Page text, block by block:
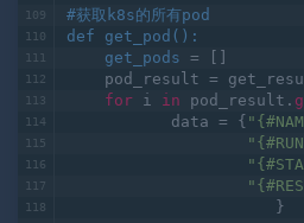
    send_data(get_healths,
#获取k8s的所有pod
get_pod ( ):
    get_pods
= []
pod_result =
in pod_result.